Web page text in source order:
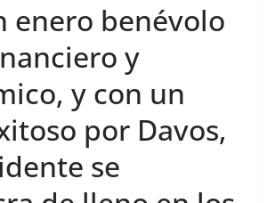
enero benévolo
y
y con un
por Davos,
se